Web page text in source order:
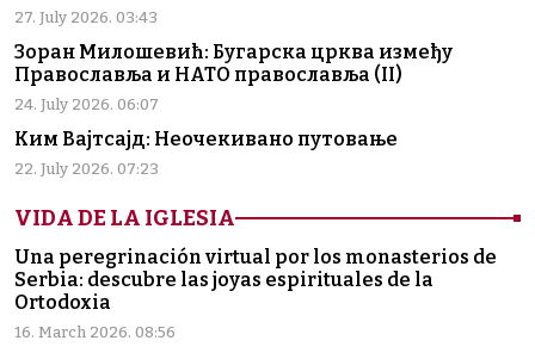
27. July 2026. 03:43
Зоран Милошевић: Бугарска црква између
Православља и НАТО православља (II)
24. July 2026. 06:07
Ким Вајтсајд: Неочекивано путовање
22. July 2026. 07:23
VIDA DE LA IGLESIA
Una peregrinación virtual por los monasterios de
Serbia: descubre las joyas espirituales de la
Ortodoxia
16. March 2026. 08:56